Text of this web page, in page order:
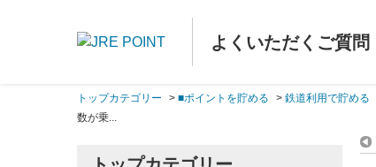
よくいただくご質問
トップカテゴリー > ■ポイントを貯める > 鉄道利用で貯める
数が乗...